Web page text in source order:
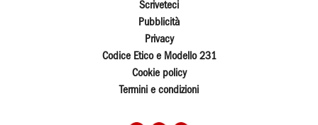
Scriveteci
Pubblicità
Privacy
Codice Etico e Modello 231
Cookie policy
Termini e condizioni